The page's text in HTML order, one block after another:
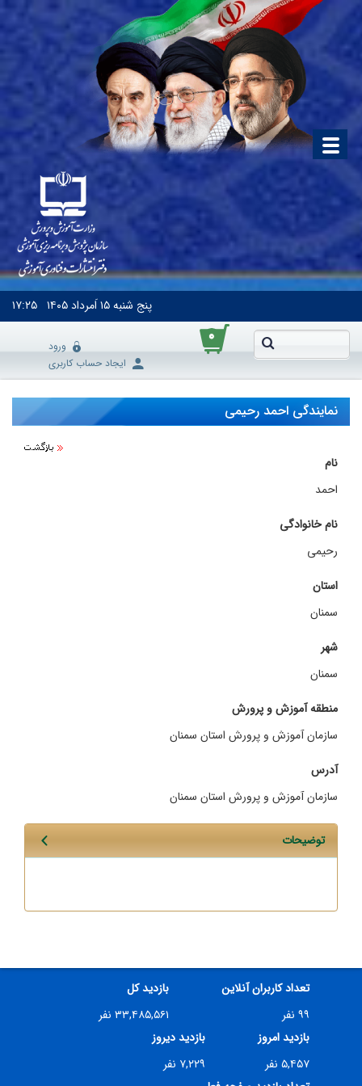
پنج شنبه۱۵ اَمرداد ۱۴۰۵ ۱۷:۲۵
۰
ورود
ایجاد حساب کاربری
نمایندگی احمد رحیمی
نام
احمد
نام خانوادگی
رحیمی
استان
سمنان
شهر
سمنان
منطقه آموزش و پرورش
سازمان آموزش و پرورش استان سمنان
آدرس
سازمان آموزش و پرورش استان سمنان
توضیحات
تعداد کاربران آنلاین
۹۹ نفر
بازدید کل
۳۳,۴۸۵,۵۶۱ نفر
بازدید امروز
۵,۴۵۷ نفر
بازدید دیروز
۷,۲۲۹ نفر